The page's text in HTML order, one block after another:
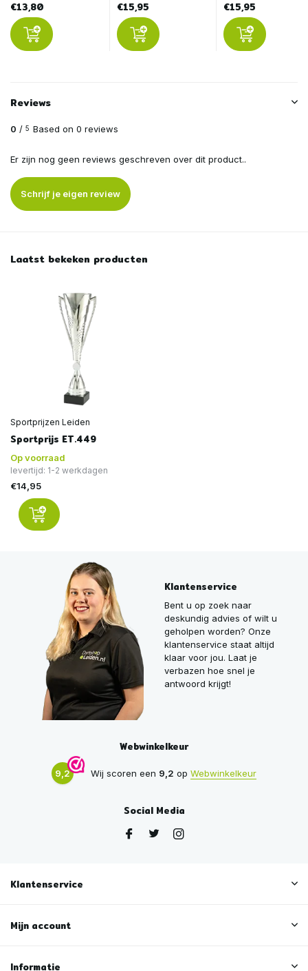
€13,80
€15,95
€15,95
Reviews
0 / 5 Based on 0 reviews
Er zijn nog geen reviews geschreven over dit product..
Schrijf je eigen review
Laatst bekeken producten
Sportprijzen Leiden
Sportprijs ET.449
Op voorraad
levertijd: 1-2 werkdagen
€14,95
Klantenservice
Bent u op zoek naar
deskundig advies of wilt u
geholpen worden? Onze
klantenservice staat altijd
klaar voor jou. Laat je
verbazen hoe snel je
antwoord krijgt!
Webwinkelkeur
9,2 Wij scoren een 9,2 op Webwinkelkeur
Social Media
Klantenservice
Mijn account
Informatie